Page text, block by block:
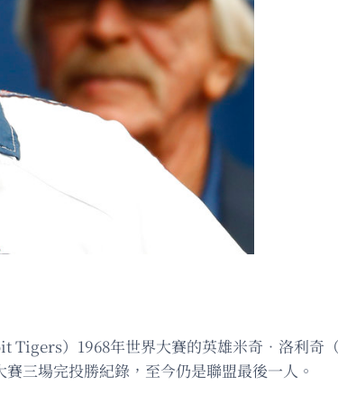
）1968年世界大賽的英雄米奇．洛利
三場完投勝紀錄，至今仍是聯盟最後一人。